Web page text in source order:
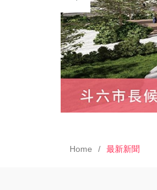
Home 最新新聞